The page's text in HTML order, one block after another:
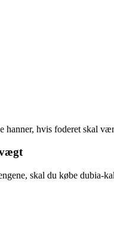
hanner, hvis foderet skal
skal du købe dubia-